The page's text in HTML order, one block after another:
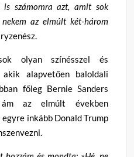
számomra azt, amit sok
az elmúlt két-három
olyan színésszel és
alapvetően baloldali
főleg Bernie Sanders
az elmúlt években
inkább Donald Trump